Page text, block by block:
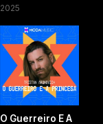
2025
O Guerreiro E A